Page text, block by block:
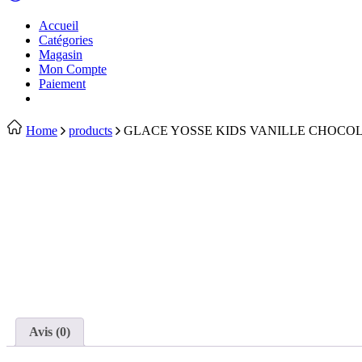
Accueil
Catégories
Magasin
Mon Compte
Paiement
Home products GLACE YOSSE KIDS VANILLE
Avis (0)